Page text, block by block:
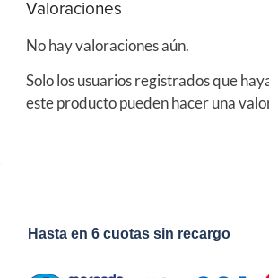
Valoraciones
No hay valoraciones aún.
Solo los usuarios registrados que
este producto pueden hacer una
Hasta en 6 cuotas sin recargo